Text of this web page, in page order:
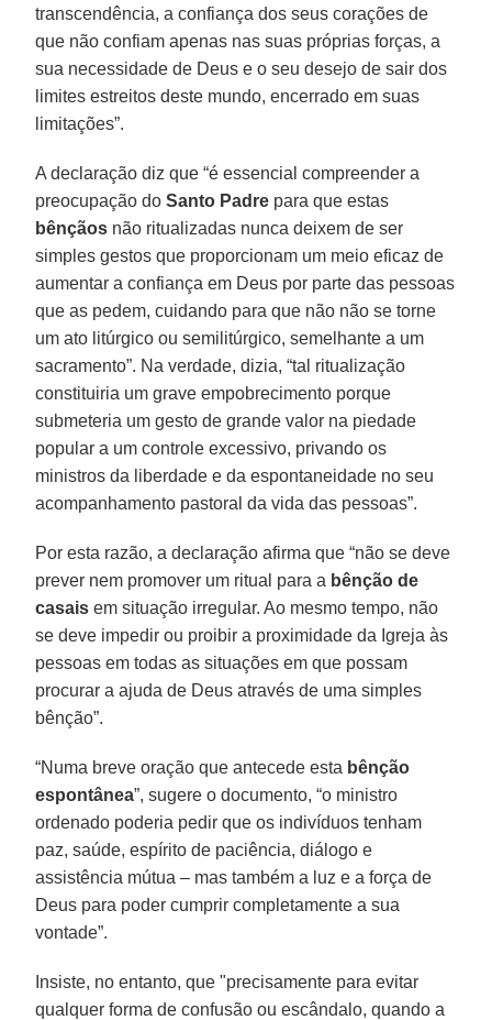
transcendência, a confiança dos seus corações de
que não confiam apenas nas suas próprias forças, a
sua necessidade de Deus e o seu desejo de sair dos
limites estreitos deste mundo, encerrado em suas
limitações”.
A declaração diz que “é essencial compreender a
preocupação doSanto Padre para que estas
bênçãos não ritualizadas nunca deixem de ser
simples gestos que proporcionam um meio eficaz de
aumentar a confiança em Deus por parte das pessoas
que as pedem, cuidando para que não não se torne
um ato litúrgico ou semilitúrgico, semelhante a um
sacramento”. Na verdade, dizia, “tal ritualização
constituiria um grave empobrecimento porque
submeteria um gesto de grande valor na piedade
popular a um controle excessivo, privando os
ministros da liberdade e da espontaneidade no seu
acompanhamento pastoral da vida das pessoas”.
Por esta razão, a declaração afirma que “não se deve
prever nem promover um ritual para a bênção de
casais em situação irregular. Ao mesmo tempo, não
se deve impedir ou proibir a proximidade da Igreja às
pessoas em todas as situações em que possam
procurar a ajuda de Deus através de uma simples
bênção”.
“Numa breve oração que antecede esta bênção
espontânea”, sugere o documento, “o ministro
ordenado poderia pedir que os indivíduos tenham
paz, saúde, espírito de paciência, diálogo e
assistência mútua – mas também a luz e a força de
Deus para poder cumprir completamente a sua
vontade”.
Insiste, no entanto, que "precisamente para evitar
qualquer forma de confusão ou escândalo, quando a